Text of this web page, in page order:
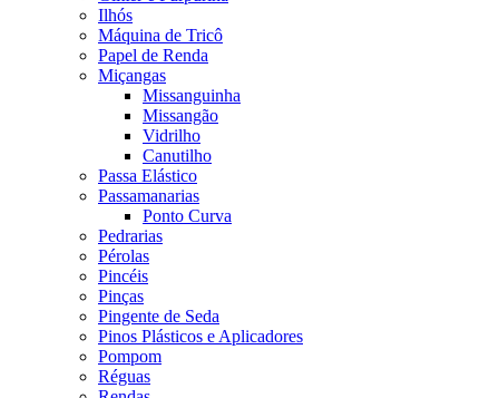
Ilhós
Máquina de Tricô
Papel de Renda
Miçangas
Missanguinha
Missangão
Vidrilho
Canutilho
Passa Elástico
Passamanarias
Ponto Curva
Pedrarias
Pérolas
Pincéis
Pinças
Pingente de Seda
Pinos Plásticos e Aplicadores
Pompom
Réguas